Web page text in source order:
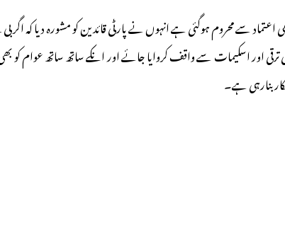
سے محروم ہوگئی ہے انہوں نے پارٹی قائدین کو مشورہ دیا کہ
اور اسکیمات سے واقف کروایا جائے اور انکے ساتھ ساتھ عوام کو بھی
بنارہی ہے۔